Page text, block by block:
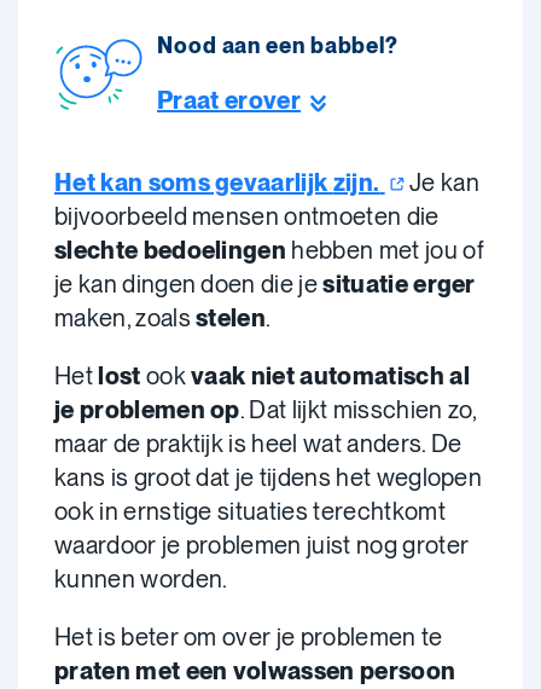
Nood aan een babbel?
Praat erover
Het kan soms gevaarlijk zijn.
Je kan
bijvoorbeeld mensen ontmoeten die
slechte bedoelingen hebben met jou of
je kan dingen doen die jesituatie erger
maken, zoalsstelen.
Hetlost ookvaak niet automatisch al
je problemen op. Dat lijkt misschien zo,
maar de praktijk is heel wat anders. De
kans is groot dat je tijdens het weglopen
ook in ernstige situaties terechtkomt
waardoor je problemen juist nog groter
kunnen worden.
Het is beter om over je problemen te
praten met een volwassen persoon